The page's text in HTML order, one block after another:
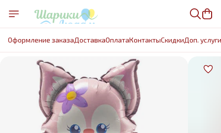
Оформление заказаДоставкаОплатаКонтактыCкидкиДоп. услуги